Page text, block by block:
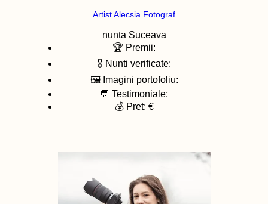
Artist Alecsia Fotograf
nunta Suceava
🏆 Premii:
🎖️ Nunti verificate:
🖼️ Imagini portofoliu:
💬 Testimoniale:
💰 Pret: €